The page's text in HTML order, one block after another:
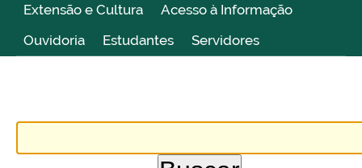
Extensão e Cultura
Acesso à Informação
Ouvidoria
Estudantes Servidores